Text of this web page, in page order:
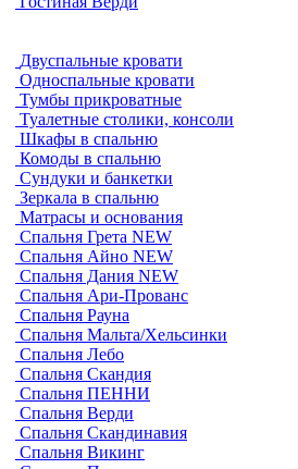
Двуспальные кровати
Односпальные кровати
Тумбы прикроватные
Туалетные столики, консоли
Шкафы в спальню
Комоды в спальню
Сундуки и банкетки
Зеркала в спальню
Матрасы и основания
Спальня Грета NEW
Спальня Айно NEW
Спальня Дания NEW
Спальня Ари-Прованс
Спальня Рауна
Спальня Мальта/Хельсинки
Спальня Лебо
Спальня Скандия
Спальня ПЕННИ
Спальня Верди
Спальня Скандинавия
Спальня Викинг